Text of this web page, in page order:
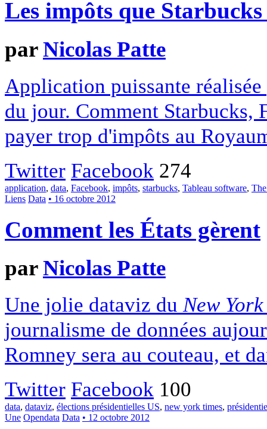
Les impôts que
parNicolas Patte
Application puissante
du jour. Comment Starbucks,
payer trop d'impôts au
Twitter Facebook 274
application, data, Facebook, impôts, starbucks, Tableau software,
Liens Data • 16 octobre 2012
Comment les États gèrent
parNicolas Patte
Une jolie dataviz duNew
journalisme de données
Romney sera au couteau, et
Twitter Facebook 100
data, dataviz, élections présidentielles US, new york times,
Une Opendata Data • 12 octobre 2012